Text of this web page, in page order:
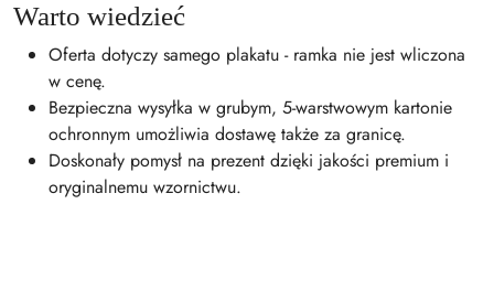
Warto wiedzieć
Oferta dotyczy samego plakatu - ramka nie jest wliczona
w cenę.
Bezpieczna wysyłka w grubym, 5-warstwowym kartonie
ochronnym umożliwia dostawę także za granicę.
Doskonały pomysł na prezent dzięki jakości premium i
oryginalnemu wzornictwu.